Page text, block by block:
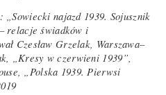
„Sowiecki najazd 1939. Sojusznik
relacje świadków i
Czesław Grzelak, Warszawa–
„Kresy w czerwieni 1939”,
„Polska 1939. Pierwsi